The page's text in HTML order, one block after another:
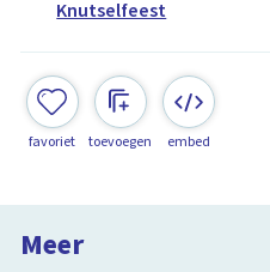
Knutselfeest
favoriet toevoegen embed
Meer